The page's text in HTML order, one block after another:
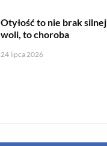
Otyłość to nie brak silnej
woli, to choroba
24 lipca 2026